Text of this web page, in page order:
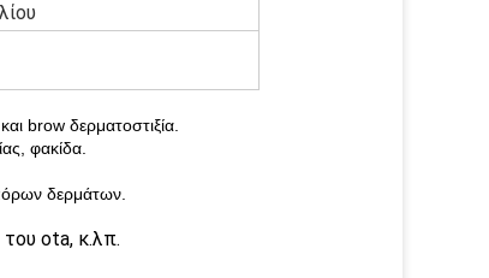
brow δερματοστιξία.
φακίδα.
δερμάτων.
του ota, κ.λπ.